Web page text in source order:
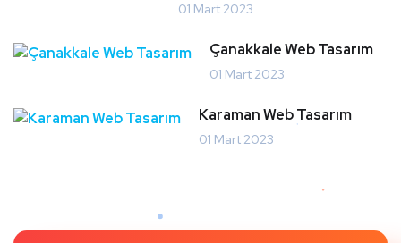
01 Mart 2023
Çanakkale Web Tasarım
01 Mart 2023
Karaman Web Tasarım
01 Mart 2023